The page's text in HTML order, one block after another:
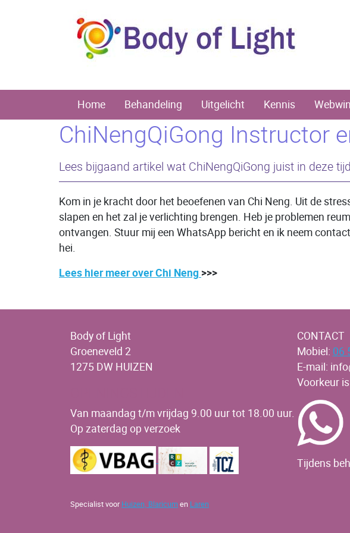
Home Behandeling Uitgelicht Kennis
ChiNengQiGong Instructor
Lees bijgaand artikel wat ChiNengQiGong juist in deze
Kom in je kracht door het beoefenen van Chi Neng. Uit de
slapen en het zal je verlichting brengen. Heb je problemen
ontvangen. Stuur mij een WhatsApp bericht en ik neem
hei.
Lees hier meer over Chi Neng >>>
Body of Light
Groeneveld 2
1275 DW HUIZEN
Van maandag t/m vrijdag 9.00 uur tot 18.00 uur.
Op zaterdag op verzoek
Specialist voor Huizen, Blaricumen Laren
CONTACT
Mobiel: 06
E-mail:
Voorkeur
Tijdens